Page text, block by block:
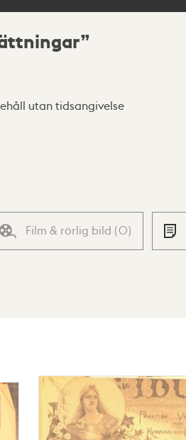
utan tidsangivelse
Film & rörlig bild (0)